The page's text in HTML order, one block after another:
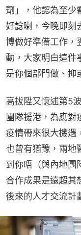
劑」，他認為至少
好諗喇，今晚即刻
博做好準備工作，
動，大家明白這件
是你個部門做、抑
高拔陞又憶述第5
團隊援港，為應對
疫情帶來很大機遇
也曾有猶豫，兩地
到你唔（與內地團
合作成果是遠超其
後來的人才交流計